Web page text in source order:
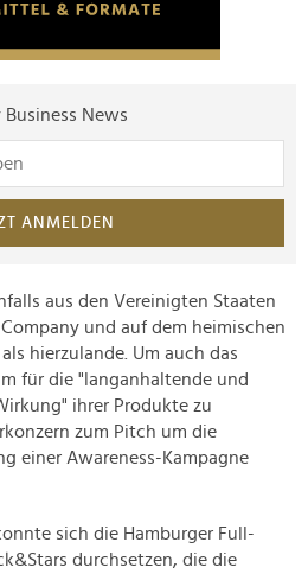
News
ANMELDEN
aus den Vereinigten Staaten
und auf dem heimischen
hierzulande. Um auch das
für die "langanhaltende und
ihrer Produkte zu
zum Pitch um die
einer Awareness-Kampagne
sich die Hamburger Full-
durchsetzen, die die